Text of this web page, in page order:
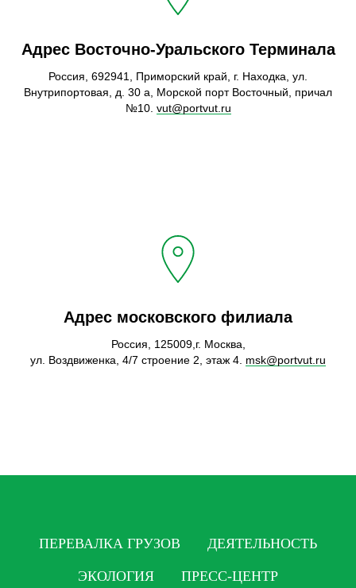
Адрес Восточно-Уральского Терминала
Россия, 692941, Приморский край, г. Находка, ул.
Внутрипортовая, д. 30 а, Морской порт Восточный, причал
№10. vut@portvut.ru
Адрес московского филиала
Россия, 125009,г. Москва,
ул. Воздвиженка, 4/7 строение 2, этаж 4. msk@portvut.ru
ПЕРЕВАЛКА ГРУЗОВ ДЕЯТЕЛЬНОСТЬ
ЭКОЛОГИЯ ПРЕСС-ЦЕНТР